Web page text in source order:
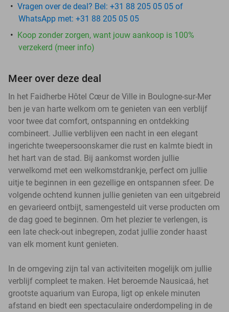
Vragen over de deal? Bel: +31 88 205 05 05 of
WhatsApp met: +31 88 205 05 05
Koop zonder zorgen, want jouw aankoop is 100%
verzekerd (meer info)
Meer over deze deal
In het Faidherbe Hôtel Cœur de Ville in Boulogne-sur-Mer
ben je van harte welkom om te genieten van een verblijf
voor twee dat comfort, ontspanning en ontdekking
combineert. Jullie verblijven een nacht in een elegant
ingerichte tweepersoonskamer die rust en kalmte biedt in
het hart van de stad. Bij aankomst worden jullie
verwelkomd met een welkomstdrankje, perfect om jullie
uitje te beginnen in een gezellige en ontspannen sfeer. De
volgende ochtend kunnen jullie genieten van een uitgebreid
en gevarieerd ontbijt, samengesteld uit verse producten om
de dag goed te beginnen. Om het plezier te verlengen, is
een late check-out inbegrepen, zodat jullie zonder haast
van elk moment kunt genieten.
In de omgeving zijn tal van activiteiten mogelijk om jullie
verblijf compleet te maken. Het beroemde Nausicaá, het
grootste aquarium van Europa, ligt op enkele minuten
afstand en biedt een spectaculaire onderdompeling in de